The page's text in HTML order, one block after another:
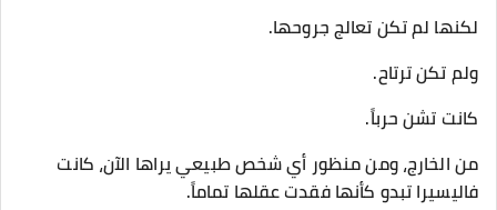
​لكنها لم تكن تعالج جروحها.
ولم تكن ترتاح.
كانت تشن حرباً.
​من الخارج، ومن منظور أي شخص طبيعي يراها الآن، كانت
فاليسيرا تبدو كأنها فقدت عقلها تماماً.